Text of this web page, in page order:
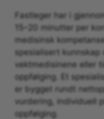
Fastleger har i
15–20 minutter per
medisinsk
spesialisert kunnskap
vektmedisinene eller
oppfølging. Et
er bygget rundt
vurdering, individuell
oppfølging.